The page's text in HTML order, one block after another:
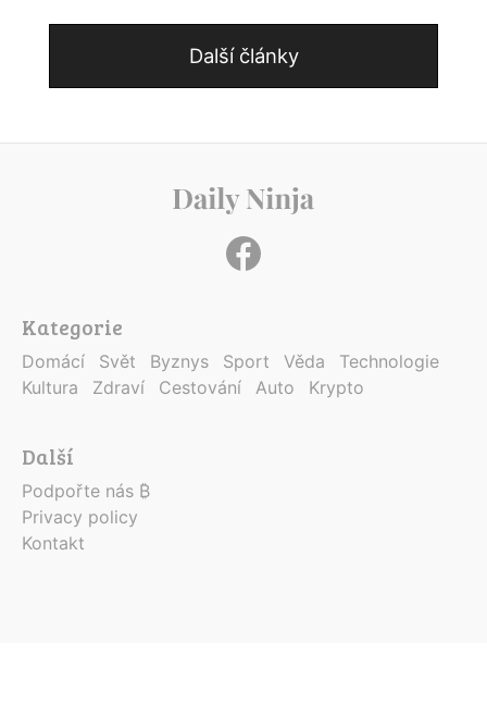
Další články
Kategorie
Domácí Svět Byznys Sport Věda
Technologie
Kultura
Zdraví Cestování Auto Krypto
Další
Podpořte nás ₿
Privacy policy
Kontakt